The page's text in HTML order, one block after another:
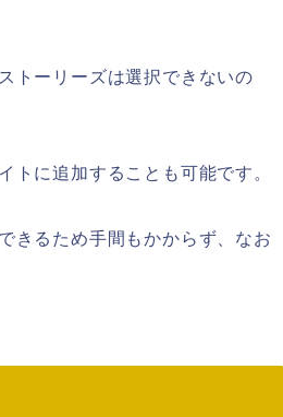
トーリーズは選択できないの
トに追加することも可能です。
きるため手間もかからず、なお